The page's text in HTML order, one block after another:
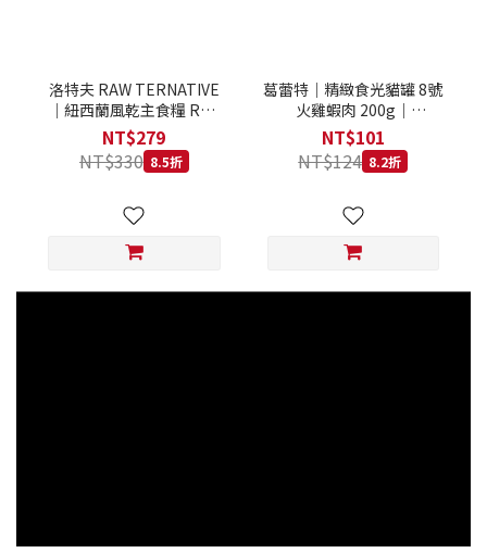
洛特夫 RAW TERNATIVE
｜紐西蘭風乾主食糧 RT3
羊肉 142g｜風乾主食糧 羊
肉 全齡犬 狗飼料
NT$279
NT$330 8.5折
葛蕾特｜精緻食光貓罐 8號
火雞蝦肉 200g｜
GranataPet 200克 主食罐
無穀罐 無膠罐 主食貓罐 德
罐
NT$101
NT$124 8.2折